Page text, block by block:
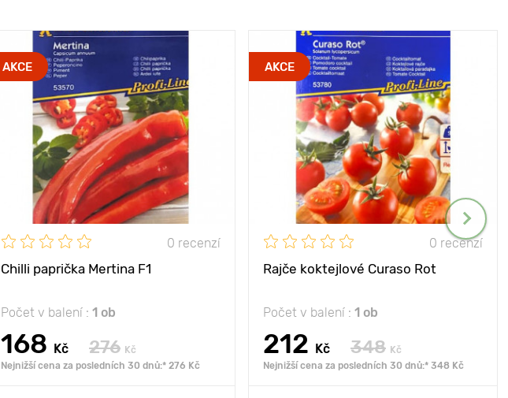
AKCE
0 recenzí
Chilli paprička Mertina F1
Počet v balení : 1 ob
168 Kč 276 Kč
Nejnižší cena za posledních 30 dnů:* 276 Kč
AKCE
0 recenzí
Rajče koktejlové Curaso Rot
Počet v balení : 1 ob
212 Kč 348 Kč
Nejnižší cena za posledních 30 dnů:* 348 Kč